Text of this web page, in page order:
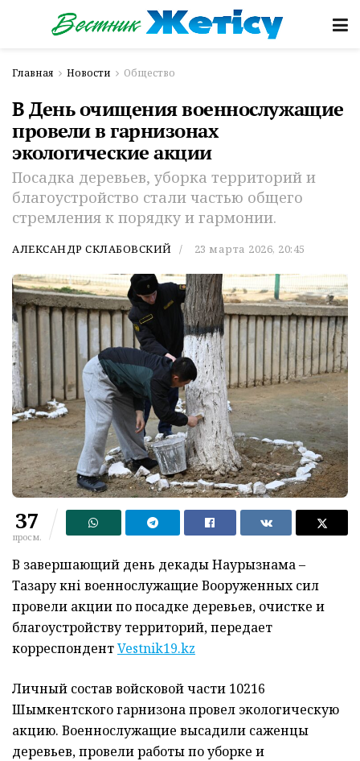
Главная Новости Общество
В День очищения военнослужащие
провели в гарнизонах
экологические акции
Посадка деревьев, уборка территорий и
благоустройство стали частью общего
стремления к порядку и гармонии.
АЛЕКСАНДР СКЛАБОВСКИЙ 23 марта 2026, 20:45
37
просм.
В завершающий день декады Наурызнама –
Тазару күні военнослужащие Вооруженных сил
провели акции по посадке деревьев, очистке и
благоустройству территорий, передает
корреспондентVestnik19.kz
Личный состав войсковой части 10216
Шымкентского гарнизона провел экологическую
акцию. Военнослужащие высадили саженцы
деревьев, провели работы по уборке и